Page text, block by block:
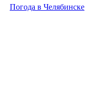
Погода в Челябинске